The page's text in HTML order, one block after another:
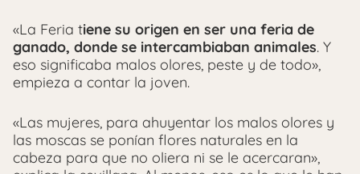
«La Feria tiene su origen en ser una feria de
ganado, donde se intercambiaban animales. Y
eso significaba malos olores, peste y de todo»,
empieza a contar la joven.
«Las mujeres, para ahuyentar los malos olores y
las moscas se ponían flores naturales en la
cabeza para que no oliera ni se le acercaran»,